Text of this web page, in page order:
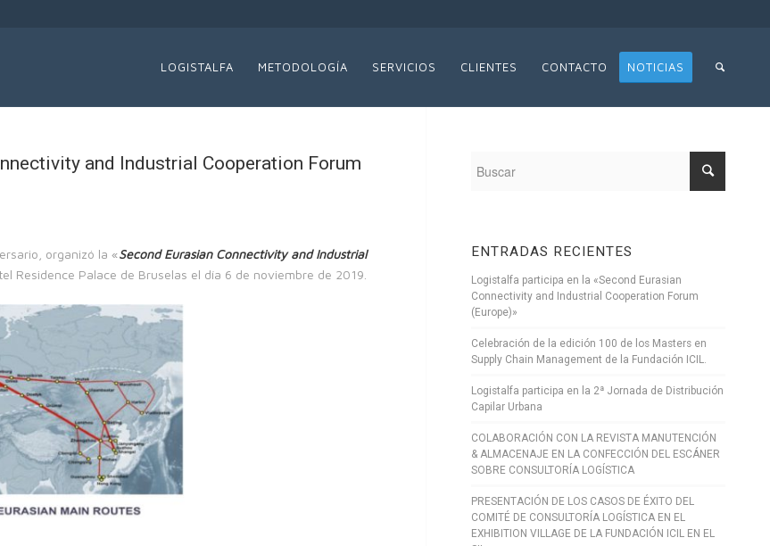
LOGISTALFA METODOLOGÍA SERVICIOS CLIENTES CONTACTO NOTICIAS
and Industrial Cooperation Forum
organizó la «Second Eurasian Connectivity and Industrial
Residence Palace de Bruselas el día 6 de noviembre de 2019.
ENTRADAS RECIENTES
Logistalfa participa en la «Second Eurasian
Connectivity and Industrial Cooperation Forum
(Europe)»
Celebración de la edición 100 de los Masters en
Supply Chain Management de la Fundación ICIL.
Logistalfa participa en la 2ª Jornada de Distribución
Capilar Urbana
COLABORACIÓN CON LA REVISTA MANUTENCIÓN
& ALMACENAJE EN LA CONFECCIÓN DEL ESCÁNER
SOBRE CONSULTORÍA LOGÍSTICA
PRESENTACIÓN DE LOS CASOS DE ÉXITO DEL
COMITÉ DE CONSULTORÍA LOGÍSTICA EN EL
EXHIBITION VILLAGE DE LA FUNDACIÓN ICIL EN EL